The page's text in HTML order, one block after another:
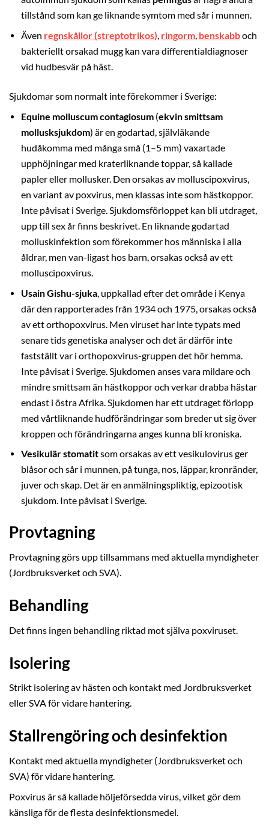
tillstånd som kan ge liknande symtom med sår i munnen.
Även regnskållor (streptotrikos), ringorm, benskabboch
bakteriellt orsakad mugg kan vara differentialdiagnoser
vid hudbesvär på häst.
Sjukdomar som normalt inte förekommer i Sverige:
Equine molluscum contagiosum (ekvin smittsam
mollusksjukdom) är en godartad, självläkande
hudåkomma med många små (1–5 mm) vaxartade
upphöjningar med kraterliknande toppar, så kallade
papler eller mollusker. Den orsakas av molluscipoxvirus,
en variant av poxvirus, men klassas inte som hästkoppor.
Inte påvisat i Sverige. Sjukdomsförloppet kan bli utdraget,
upp till sex år finns beskrivet. En liknande godartad
molluskinfektion som förekommer hos människa i alla
åldrar, men van-ligast hos barn, orsakas också av ett
molluscipoxvirus.
Usain Gishu-sjuka, uppkallad efter det område i Kenya
där den rapporterades från 1934 och 1975, orsakas också
av ett orthopoxvirus. Men viruset har inte typats med
senare tids genetiska analyser och det är därför inte
fastställt var i orthopoxvirus-gruppen det hör hemma.
Inte påvisat i Sverige. Sjukdomen anses vara mildare och
mindre smittsam än hästkoppor och verkar drabba hästar
endast i östra Afrika. Sjukdomen har ett utdraget förlopp
med vårtliknande hudförändringar som breder ut sig över
kroppen och förändringarna anges kunna bli kroniska.
Vesikulär stomatitsom orsakas av ett vesikulovirus ger
blåsor och sår i munnen, på tunga, nos, läppar, kronränder,
juver och skap. Det är en anmälningspliktig, epizootisk
sjukdom. Inte påvisat i Sverige.
Provtagning
Provtagning görs upp tillsammans med aktuella myndigheter
(Jordbruksverket och SVA).
Behandling
Det finns ingen behandling riktad mot själva poxviruset.
Isolering
Strikt isolering av hästen och kontakt med Jordbruksverket
eller SVA för vidare hantering.
Stallrengöring och desinfektion
Kontakt med aktuella myndigheter (Jordbruksverket och
SVA) för vidare hantering.
Poxvirus är så kallade höljeförsedda virus, vilket gör dem
känsliga för de flesta desinfektionsmedel.